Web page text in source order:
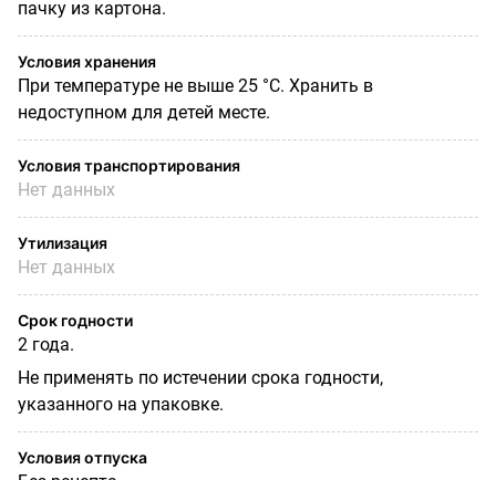
пачку из картона.
Условия хранения
При температуре не выше 25 °С. Хранить в
недоступном для детей месте.
Условия транспортирования
Нет данных
Утилизация
Нет данных
Срок годности
2 года.
Не применять по истечении срока годности,
указанного на упаковке.
Условия отпуска